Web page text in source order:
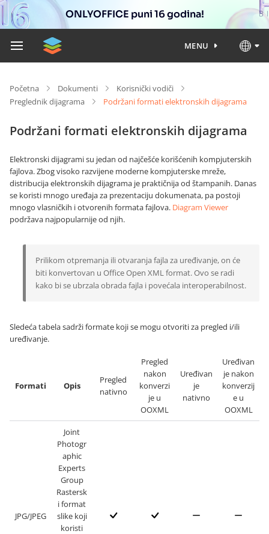
ONLYOFFICE puni 16 godina!
MENU
Početna Dokumenti
Korisnički vodiči
Preglednik dijagrama
Podržani formati elektronskih dijagrama
Podržani formati elektronskih dijagrama
Elektronski dijagrami su jedan od najčešće korišćenih kompjuterskih
fajlova. Zbog visoko razvijene moderne kompjuterske mreže,
distribucija elektronskih dijagrama je praktičnija od štampanih. Danas
se koristi mnogo uređaja za prezentaciju dokumenata, pa postoji
mnogo vlasničkih i otvorenih formata fajlova. Diagram Viewer
podržava najpopularnije od njih.
Prilikom otpremanja ili otvaranja fajla za uređivanje, on će
biti konvertovan u Office Open XML format. Ovo se radi
kako bi se ubrzala obrada fajla i povećala interoperabilnost.
Sledeća tabela sadrži formate koji se mogu otvoriti za pregled i/ili
uređivanje.
Formati Opis
Pregled
nativno
Pregled
nakon
konverzi
je u
OOXML
Uređivan
je
nativno
Uređivan
je nakon
konverzij
e u
OOXML
JPG/JPEG
Joint
Photogr
aphic
Experts
Group
Rastersk
i format
slike koji
koristi